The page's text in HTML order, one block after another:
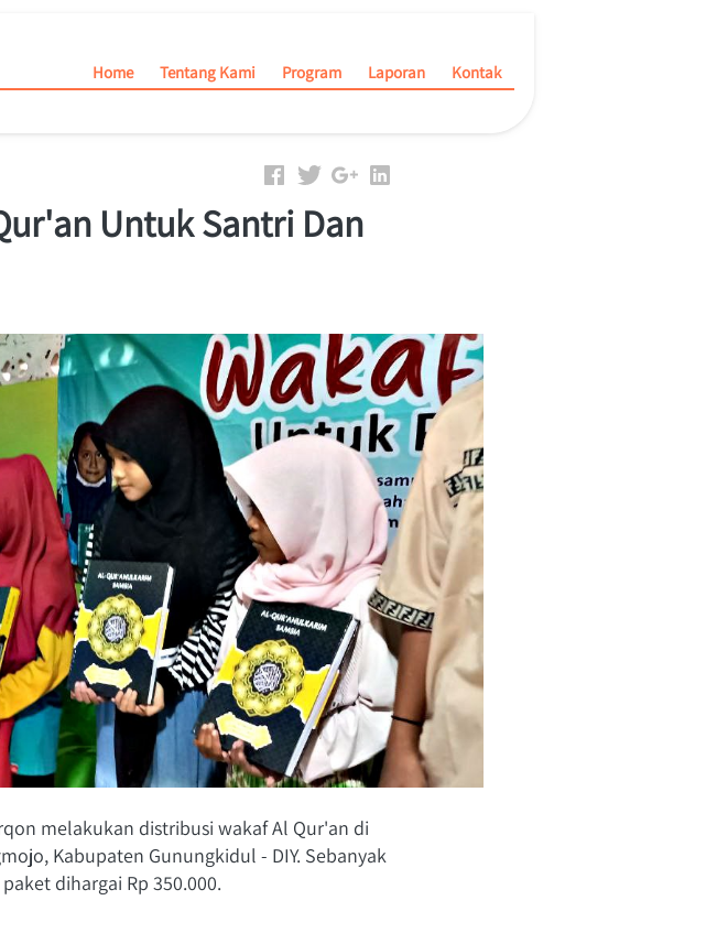
Home Tentang Kami Program Laporan Kontak
Home Tentang Kami Program Laporan Kontak
Untuk Santri Dan
melakukan distribusi wakaf Al Qur'an di
Kabupaten Gunungkidul - DIY. Sebanyak
dihargai Rp 350.000.